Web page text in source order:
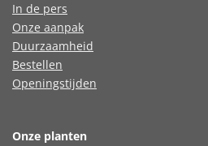
In de pers
Onze aanpak
Duurzaamheid
Bestellen
Openingstijden
Onze planten